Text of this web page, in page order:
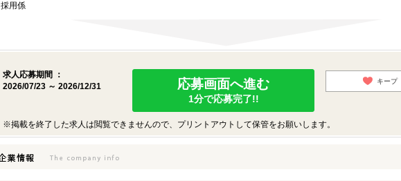
採用係
求人応募期間 ：
2026/07/23 ～ 2026/12/31
応募画面へ進む
1分で応募完了!!
キープ
※掲載を終了した求人は閲覧できませんので、プリントアウトして保管をお願いします。